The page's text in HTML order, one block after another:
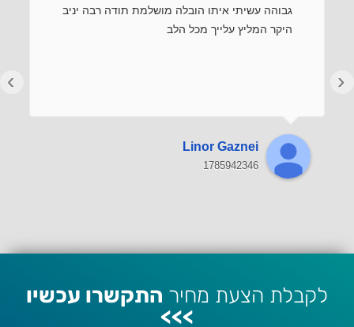
גבוהה עשיתי איתו הובלה מושלמת תודה רבה יניב
היקר המליץ עלייך מכל הלב
Linor Gaznei
1785942346
‹
›
לקבלת הצעת מחיר התקשרו עכשיו
>>>